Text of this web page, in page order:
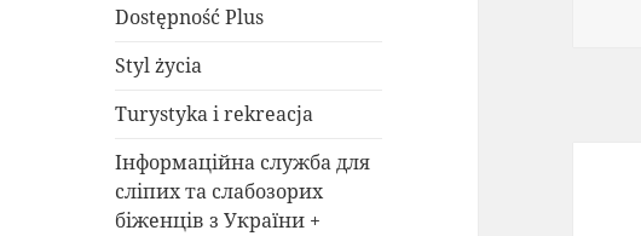
Dostępność Plus
Styl życia
Turystyka i rekreacja
Інформаційна служба для
сліпих та слабозорих
біженців з України +